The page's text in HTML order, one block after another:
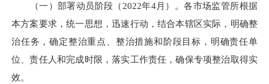
（一）部署动员阶段（2022年4月）。各市场监管所根据
本方案要求，统一思想，迅速行动，结合本辖区实际，明确整
治任务，确定整治重点、整治措施和阶段目标，明确责任单
位、责任人和完成时限，落实工作责任，确保专项整治取得实
效。